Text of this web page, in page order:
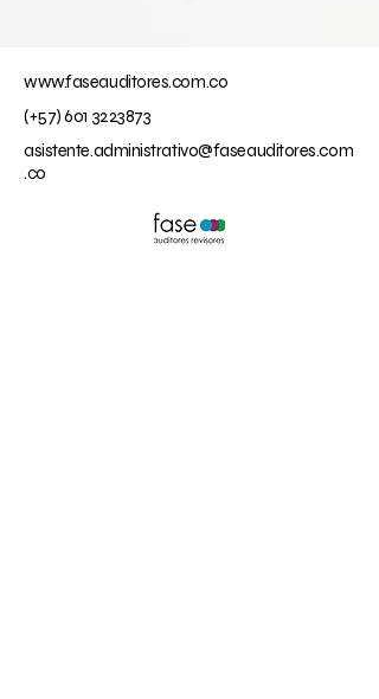
www.faseauditores.com.co
(+57)601 3223873
asistente.administrativo@faseauditores.com
.co